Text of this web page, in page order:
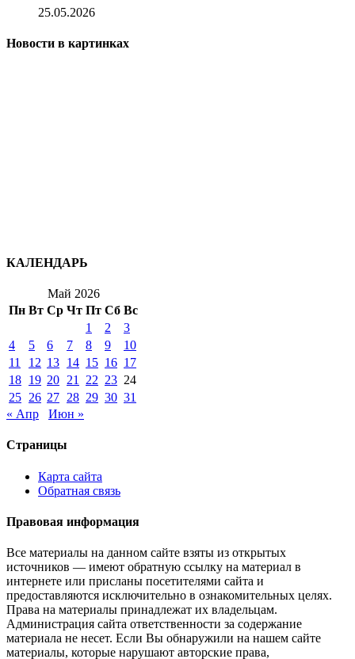
25.05.2026
Новости в картинках
КАЛЕНДАРЬ
Май 2026
Пн Вт Ср Чт Пт Сб Вс
1
2
3
4
5 6 7 8 9
10
11
12 13 14 15 16 17
18 19 20 21 22 23 24
25 26 27 28 29 30 31
« Апр
Июн »
Страницы
Карта сайта
Обратная связь
Правовая информация
Все материалы на данном сайте взяты из открытых
источников — имеют обратную ссылку на материал в
интернете или присланы посетителями сайта и
предоставляются исключительно в ознакомительных целях.
Права на материалы принадлежат их владельцам.
Администрация сайта ответственности за содержание
материала не несет. Если Вы обнаружили на нашем сайте
материалы, которые нарушают авторские права,